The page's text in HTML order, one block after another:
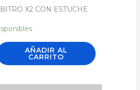
X2 CON ESTUCHE
AÑADIR AL
CARRITO